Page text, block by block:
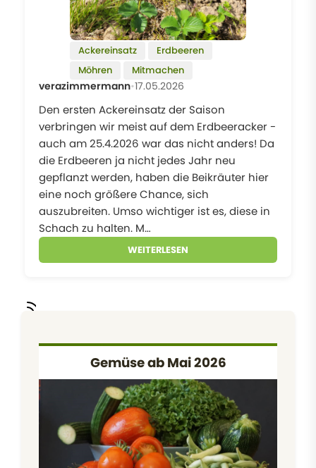
Gemüse ab Mai 2026
Ackereinsatz
Erdbeeren
Möhren
Mitmachen
verazimmermann•17.05.2026
Den ersten Ackereinsatz der Saison
verbringen wir meist auf dem Erdbeeracker -
auch am 25.4.2026 war das nicht anders! Da
die Erdbeeren ja nicht jedes Jahr neu
gepflanzt werden, haben die Beikräuter hier
eine noch größere Chance, sich
auszubreiten. Umso wichtiger ist es, diese in
Schach zu halten. M…
WEITERLESEN